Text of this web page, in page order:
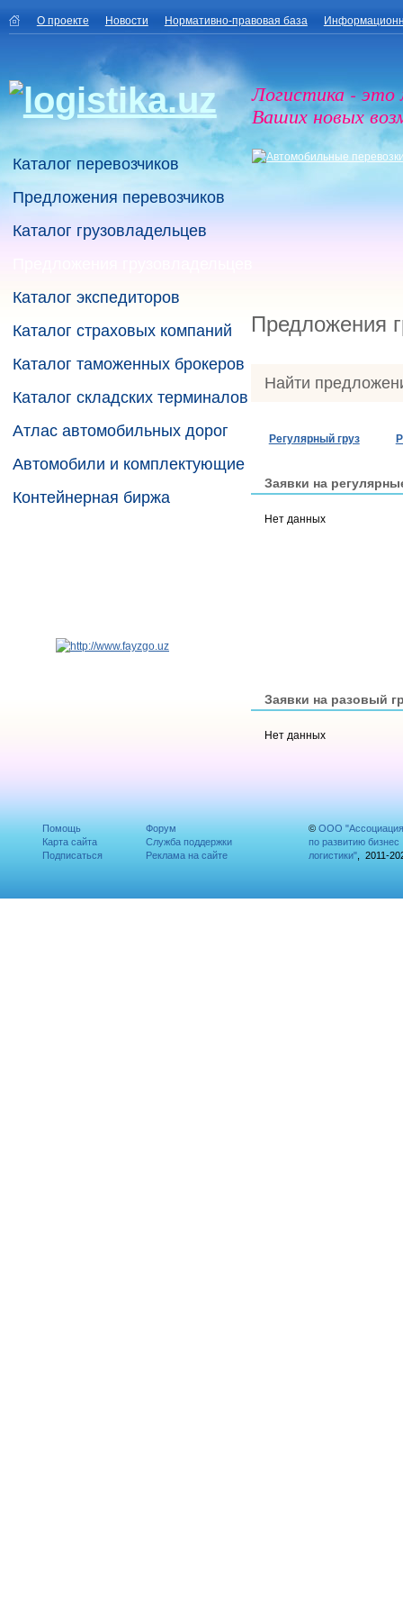
О проекте Новости Нормативно-правовая база
Логистика - это
Ваших новых
Каталог перевозчиков
Предложения перевозчиков
Каталог грузовладельцев
Каталог экспедиторов
Каталог страховых компаний
Каталог таможенных брокеров
Каталог складских терминалов
Атлас автомобильных дорог
Автомобили и комплектующие
Контейнерная биржа
Предложения
Найти
Регулярный груз
Заявки на
Нет данных
Заявки на разовый
Нет данных
Помощь
Карта сайта
Подписаться
Форум
Служба поддержки
Реклама на сайте
© ООО "Ассоциация
по развитию бизнес
логистики", 2011-